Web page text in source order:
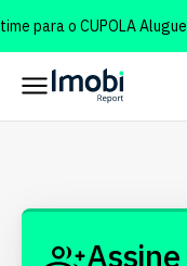
para o CUPOLA Aluguel
Assine